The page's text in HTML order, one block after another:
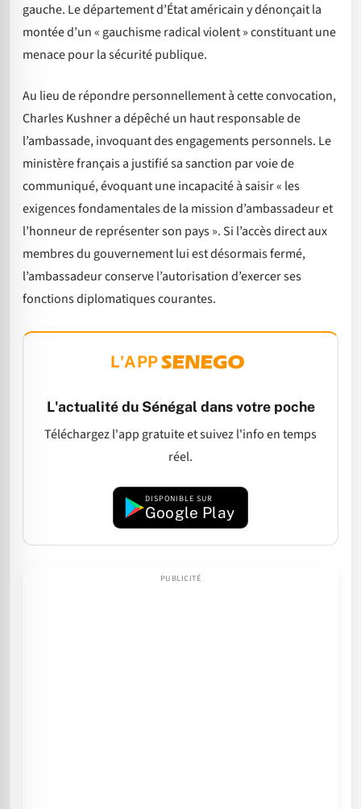
gauche. Le département d’État américain y dénonçait la
montée d’un « gauchisme radical violent » constituant une
menace pour la sécurité publique.
Au lieu de répondre personnellement à cette convocation,
Charles Kushner a dépêché un haut responsable de
l’ambassade, invoquant des engagements personnels. Le
ministère français a justifié sa sanction par voie de
communiqué, évoquant une incapacité à saisir « les
exigences fondamentales de la mission d’ambassadeur et
l’honneur de représenter son pays ». Si l’accès direct aux
membres du gouvernement lui est désormais fermé,
l’ambassadeur conserve l’autorisation d’exercer ses
fonctions diplomatiques courantes.
L'APP
L'actualité du Sénégal dans votre poche
Téléchargez l'app gratuite et suivez l'info en temps
réel.
DISPONIBLE SUR
Google Play